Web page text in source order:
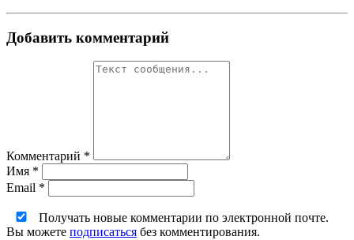
Добавить комментарий
Комментарий *
Имя *
Email *
Получать новые комментарии по электронной почте.
Вы можете подписаться без комментирования.